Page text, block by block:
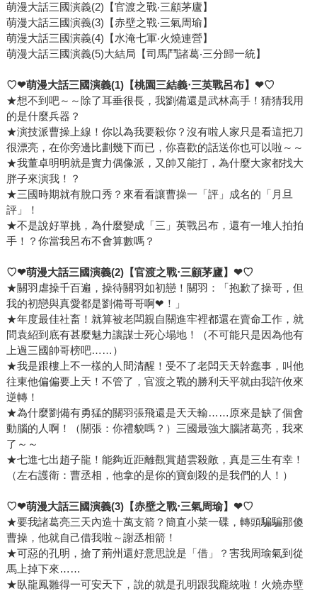
萌漫大話三國演義(2)【官渡之戰‧三顧茅廬】
萌漫大話三國演義(3)【赤壁之戰‧三氣周瑜】
萌漫大話三國演義(4)【水淹七軍‧火燒連營】
萌漫大話三國演義(5)大結局【司馬鬥諸葛‧三分歸一統】
♡❤萌漫大話三國演義(1)【桃園三結義‧三英戰呂布】 ❤♡
★想不到吧～～除了耳垂很長，我劉備還是武林高手！猜猜我用
的是什麼兵器？
★演技派曹操上線！你以為我要殺你？沒有啦人家只是看這把刀
很漂亮，在你旁邊比劃幾下而已，你喜歡的話送你也可以啦～～
★我董卓明明就是實力偶像派，又帥又能打，為什麼大家都找大
胖子來演我！？
★三國時期就有脫口秀？來看看讓曹操一「評」成名的「月旦
評」！
★不是說好單挑，為什麼變成「三」英戰呂布，還有一堆人拍拍
手！？你當我呂布不會算數嗎？
♡❤萌漫大話三國演義(2)【官渡之戰‧三顧茅廬】 ❤♡
★關羽虐操千百遍，操待關羽如初戀！關羽：「抱歉了操哥，但
我的初戀與真愛都是劉備哥哥啊❤！」
★年度最佳社畜！就算被老闆親自關進牢裡都還在賣命工作，就
問袁紹到底有甚麼魅力讓謀士死心塌地！（不可能只是因為他有
上過三國帥哥榜吧……）
★我是跟樓上不一樣的人間清醒！受不了老闆天天幹蠢事，叫他
往東他偏偏要上天！不管了，官渡之戰的勝利天平就由我許攸來
逆轉！
★為什麼劉備有勇猛的關羽張飛還是天天輸……原來是缺了個會
動腦的人啊！（關張：你禮貌嗎？）三國最強大腦諸葛亮，我來
了～～
★七進七出趙子龍！能夠近距離觀賞趙雲殺敵，真是三生有幸！
（左右護衛：曹丞相，他拿的是你的寶劍殺的是我們的人！）
♡❤萌漫大話三國演義(3)【赤壁之戰‧三氣周瑜】 ❤♡
★要我諸葛亮三天內造十萬支箭？簡直小菜一碟，轉頭騙騙那傻
曹操，他就自己借我啦～謝丞相箭！
★可惡的孔明，搶了荊州還好意思說是「借」？害我周瑜氣到從
馬上掉下來……
★臥龍鳳雛得一可安天下，說的就是孔明跟我龐統啦！火燒赤壁